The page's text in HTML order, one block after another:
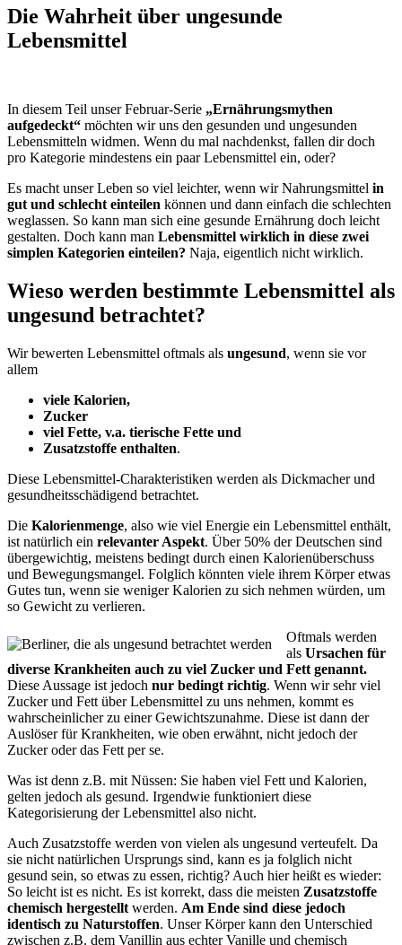
Die Wahrheit über ungesunde
Lebensmittel
In diesem Teil unser Februar-Serie „Ernährungsmythen
aufgedeckt“ möchten wir uns den gesunden und ungesunden
Lebensmitteln widmen. Wenn du mal nachdenkst, fallen dir doch
pro Kategorie mindestens ein paar Lebensmittel ein, oder?
Es macht unser Leben so viel leichter, wenn wir Nahrungsmittel in
gut und schlecht einteilen können und dann einfach die schlechten
weglassen. So kann man sich eine gesunde Ernährung doch leicht
gestalten. Doch kann man Lebensmittel wirklich in diese zwei
simplen Kategorien einteilen? Naja, eigentlich nicht wirklich.
Wieso werden bestimmte Lebensmittel als
ungesund betrachtet?
Wir bewerten Lebensmittel oftmals als ungesund, wenn sie vor
allem
viele Kalorien,
Zucker
viel Fette, v.a. tierische Fette und
Zusatzstoffe enthalten.
Diese Lebensmittel-Charakteristiken werden als Dickmacher und
gesundheitsschädigend betrachtet.
Die Kalorienmenge, also wie viel Energie ein Lebensmittel enthält,
ist natürlich ein relevanter Aspekt. Über 50% der Deutschen sind
übergewichtig, meistens bedingt durch einen Kalorienüberschuss
und Bewegungsmangel. Folglich könnten viele ihrem Körper etwas
Gutes tun, wenn sie weniger Kalorien zu sich nehmen würden, um
so Gewicht zu verlieren.
Oftmals werden
als Ursachen für
diverse Krankheiten auch zu viel Zucker und Fett genannt.
Diese Aussage ist jedoch nur bedingt richtig. Wenn wir sehr viel
Zucker und Fett über Lebensmittel zu uns nehmen, kommt es
wahrscheinlicher zu einer Gewichtszunahme. Diese ist dann der
Auslöser für Krankheiten, wie oben erwähnt, nicht jedoch der
Zucker oder das Fett per se.
Was ist denn z.B. mit Nüssen: Sie haben viel Fett und Kalorien,
gelten jedoch als gesund. Irgendwie funktioniert diese
Kategorisierung der Lebensmittel also nicht.
Auch Zusatzstoffe werden von vielen als ungesund verteufelt. Da
sie nicht natürlichen Ursprungs sind, kann es ja folglich nicht
gesund sein, so etwas zu essen, richtig? Auch hier heißt es wieder:
So leicht ist es nicht. Es ist korrekt, dass die meisten Zusatzstoffe
chemisch hergestellt werden. Am Ende sind diese jedoch
identisch zu Naturstoffen. Unser Körper kann den Unterschied
zwischen z.B. dem Vanillin aus echter Vanille und chemisch